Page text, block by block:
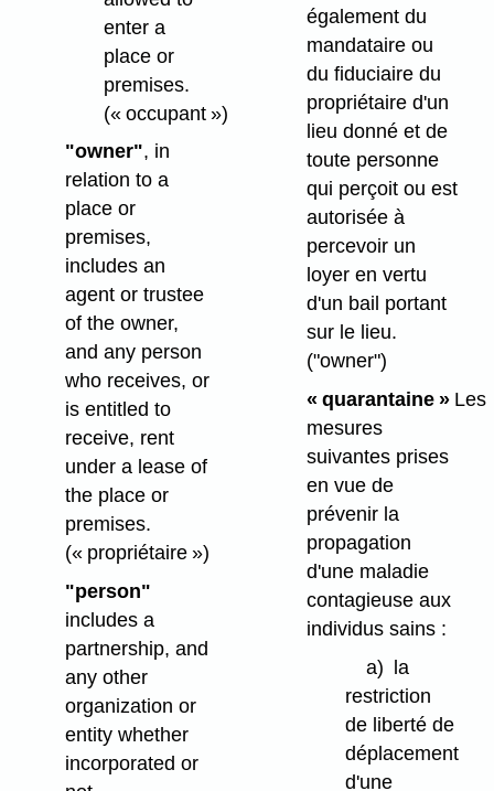
enter a
place or
premises.
(« occupant »)
"owner", in
relation to a
place or
premises,
includes an
agent or trustee
of the owner,
and any person
who receives, or
is entitled to
receive, rent
under a lease of
the place or
premises.
(« propriétaire »)
"person"
includes a
partnership, and
any other
organization or
entity whether
incorporated or
également du
mandataire ou
du fiduciaire du
propriétaire d'un
lieu donné et de
toute personne
qui perçoit ou est
autorisée à
percevoir un
loyer en vertu
d'un bail portant
sur le lieu.
("owner")
« quarantaine »Les
mesures
suivantes prises
en vue de
prévenir la
propagation
d'une maladie
contagieuse aux
individus sains :
a)
la
restriction
de liberté de
déplacement
d'une